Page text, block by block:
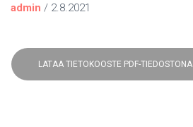
admin / 2.8.2021
LATAA TIETOKOOSTE PDF-TIEDOSTONA